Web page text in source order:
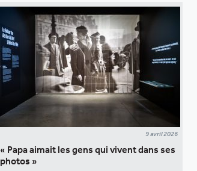
9 avril 2026
« Papa aimait les gens qui vivent dans ses
photos »